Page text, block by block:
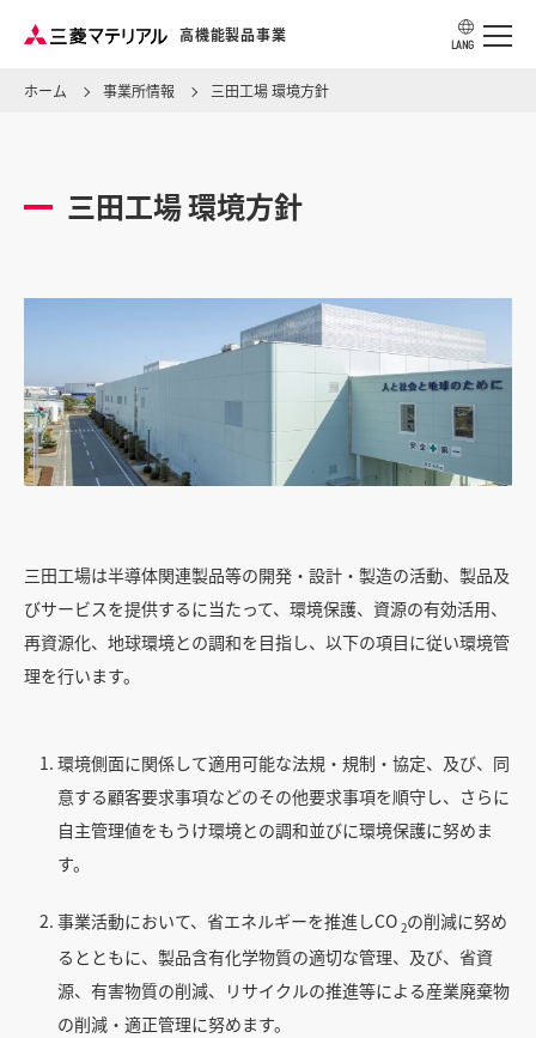
高機能製品事業
LANG
製品ラインアップ
ソリューション・ナレッジ
事業所情報
お問い合わせ
個人情報の取り扱い
サイトご利用にあたって
サイトマップ
コーポレートサイト
ホーム 事業所情報 三田工場 環境方針
三田工場 環境方針
三田工場は半導体関連製品等の開発・設計・製造の活動、製品及
びサービスを提供するに当たって、環境保護、資源の有効活用、
再資源化、地球環境との調和を目指し、以下の項目に従い環境管
理を行います。
環境側面に関係して適用可能な法規・規制・協定、及び、同
意する顧客要求事項などのその他要求事項を順守し、さらに
自主管理値をもうけ環境との調和並びに環境保護に努めま
す。
事業活動において、省エネルギーを推進しCO 2の削減に努め
るとともに、製品含有化学物質の適切な管理、及び、省資
源、有害物質の削減、リサイクルの推進等による産業廃棄物
の削減・適正管理に努めます。